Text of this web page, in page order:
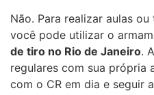
Não. Para realizar aulas
você pode utilizar o
de tiro no Rio de Janeiro.
regulares com sua própria
com o CR em dia e seguir